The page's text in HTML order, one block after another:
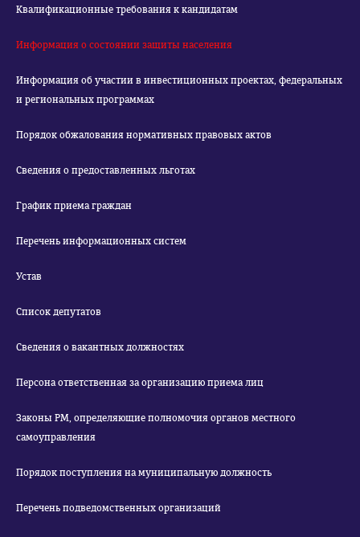
Квалификационные требования к кандидатам
Информация о состоянии защиты населения
Информация об участии в инвестиционных проектах, федеральных
и региональных программах
Порядок обжалования нормативных правовых актов
Сведения о предоставленных льготах
График приема граждан
Перечень информационных систем
Устав
Список депутатов
Сведения о вакантных должностях
Персона ответственная за организацию приема лиц
Законы РМ, определяющие полномочия органов местного
самоуправления
Порядок поступления на муниципальную должность
Перечень подведомственных организаций